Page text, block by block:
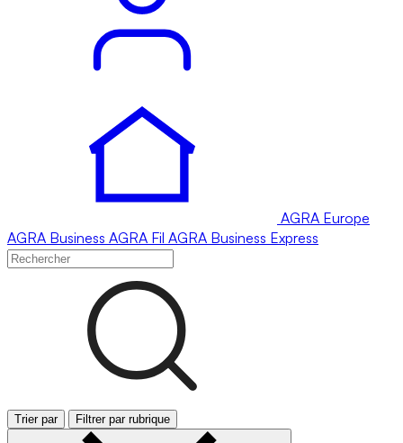
AGRA Europe
AGRA Business AGRA Fil AGRA Business Express
Trier par Filtrer par rubrique